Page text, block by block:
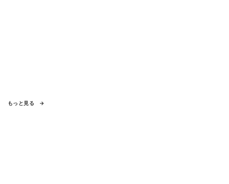
もっと見る